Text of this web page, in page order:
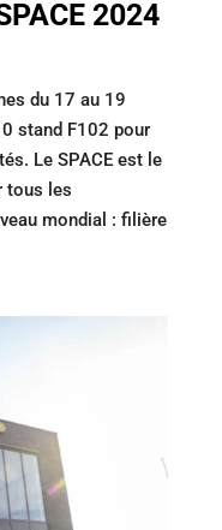
2024
du 17 au 19
stand F102 pour
Le SPACE est le
tous les
mondial : filière